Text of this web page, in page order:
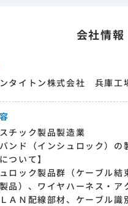
会社情報
タイトン株式会社 兵庫工
チック製品製造業
ンド（インシュロック）の
ついて】
ロック製品群（ケーブル結
品）、ワイヤハーネス・ア
ＡＮ配線部材、ケーブル識